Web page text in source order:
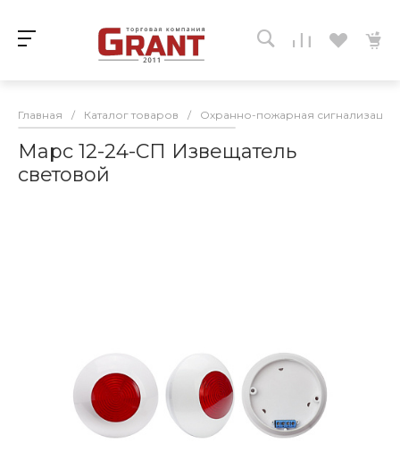
Главная / Каталог товаров / Охранно-пожарная сигнализация
Марс 12-24-СП Извещатель
световой